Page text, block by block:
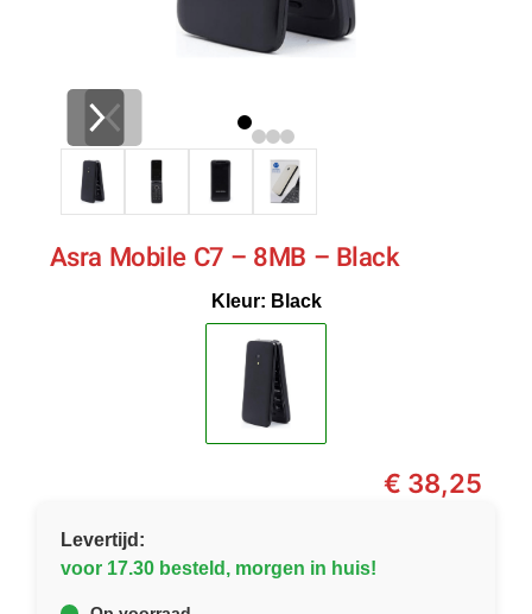
Asra Mobile C7 – 8MB – Black
Kleur: Black
€ 38,25
Levertijd:
voor 17.30 besteld, morgen in huis!